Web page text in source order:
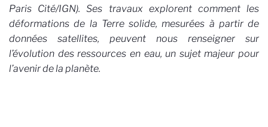
Paris Cité/IGN). Ses travaux explorent comment les
déformations de la Terre solide, mesurées à partir de
données satellites, peuvent nous renseigner sur
l’évolution des ressources en eau, un sujet majeur pour
l’avenir de la planète.